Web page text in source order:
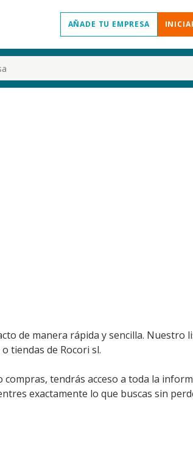
AÑADE TU EMPRESA
de manera rápida y sencilla. Nuestro
tiendas de Rocori sl.
compras, tendrás acceso a toda la
exactamente lo que buscas sin